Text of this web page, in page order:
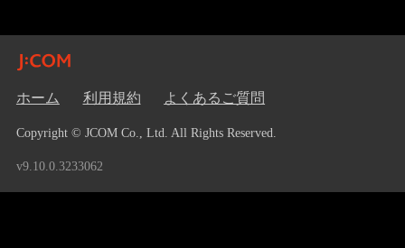
ホーム 利用規約 よくあるご質問
Copyright © JCOM Co., Ltd. All Rights Reserved.
v9.10.0.3233062